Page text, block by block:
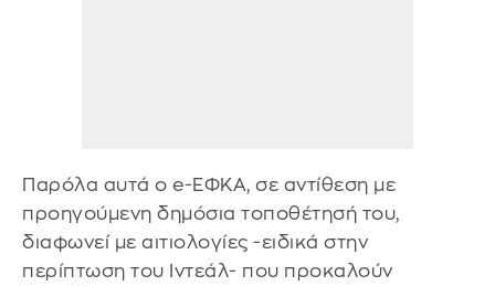
Παρόλα αυτά ο e-ΕΦΚΑ, σε αντίθεση με
προηγούμενη δημόσια τοποθέτησή του,
διαφωνεί με αιτιολογίες -ειδικά στην
περίπτωση του Ιντεάλ- που προκαλούν